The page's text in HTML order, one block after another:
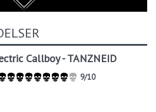
Callboy - TANZNEID
9/10